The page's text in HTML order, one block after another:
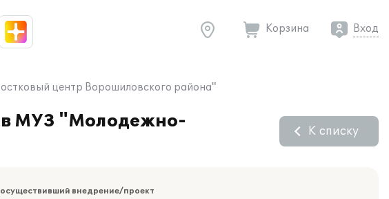
Корзина Вход
центр Ворошиловского района"
в МУЗ "Молодежно-
К списку
внедрение/проект